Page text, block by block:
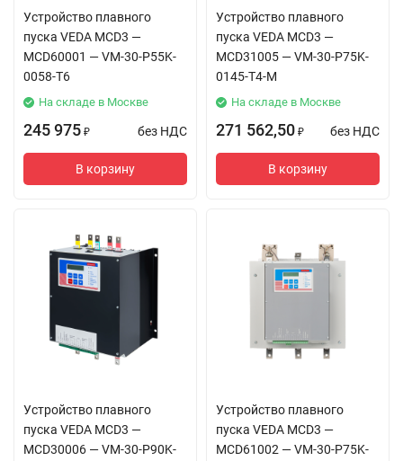
Устройство плавного
пуска VEDA MCD3 —
MCD60001 — VM-30-P55K-
0058-T6
На складе в Москве
245 975 ₽ без НДС
В корзину
Устройство плавного
пуска VEDA MCD3 —
MCD31005 — VM-30-P75K-
0145-T4-M
На складе в Москве
271 562,50 ₽ без НДС
В корзину
Устройство плавного
пуска VEDA MCD3 —
MCD30006 — VM-30-P90K-
Устройство плавного
пуска VEDA MCD3 —
MCD61002 — VM-30-P75K-